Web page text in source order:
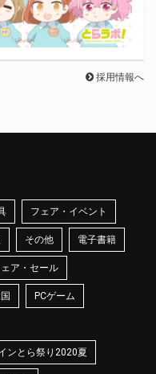
採用情報へ
フェア・イベント
その他 電子書籍
ア・セール
PCゲーム
ンとら祭り2020夏